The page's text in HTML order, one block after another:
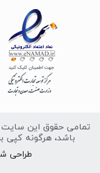
تمامی حقوق این سایت
باشد، هرگونه کپی
طراحی